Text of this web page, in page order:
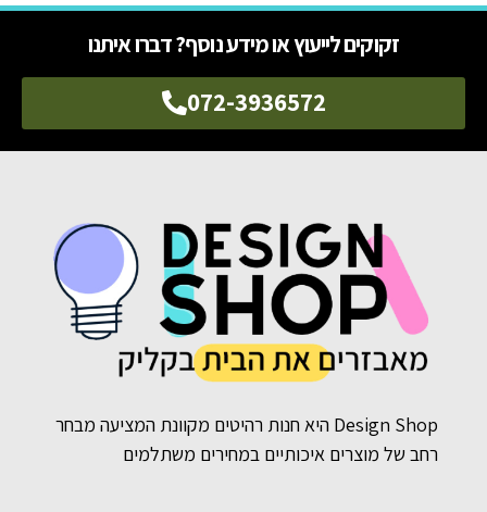
זקוקים לייעוץ או מידע נוסף? דברו איתנו
072-3936572
Design Shop היא חנות רהיטים מקוונת המציעה מבחר
רחב של מוצרים איכותיים במחירים משתלמים